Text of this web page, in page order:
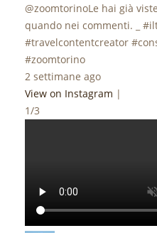
@zoomtorinoLe hai già
quando nei commenti. _
#travelcontentcreator
#zoomtorino
2 settimane ago
View on Instagram |
1/3